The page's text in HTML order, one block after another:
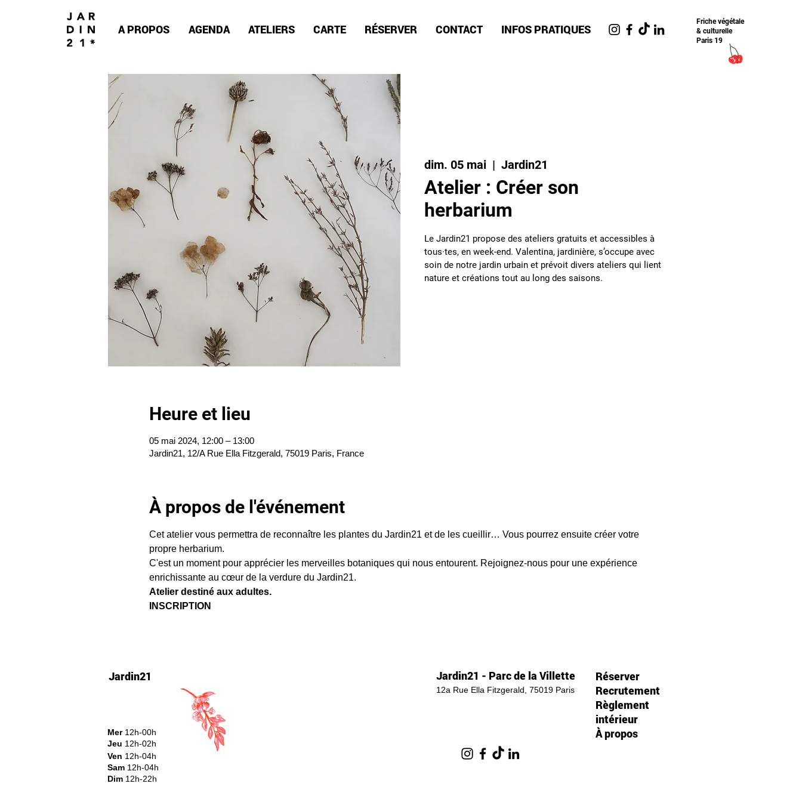
A PROPOS AGENDA ATELIERS CARTE RÉSERVER CONTACT INFOS PRATIQUES
Friche​ végétale
& culturelle
Paris 19
dim. 05 mai
  |
Jardin21
Atelier : Créer son
herbarium
Le Jardin21 propose des ateliers gratuits et accessibles à
tous·tes, en week-end. Valentina, jardinière, s’occupe avec
soin de notre jardin urbain et prévoit divers ateliers qui lient
nature et créations tout au long des saisons.
Heure et lieu
05 mai 2024, 12:00 – 13:00
Jardin21, 12/A Rue Ella Fitzgerald, 75019 Paris, France
À propos de l'événement
Cet atelier vous permettra de reconnaître les plantes du Jardin21 et de les cueillir… Vous pourrez ensuite créer votre
propre herbarium.
C'est un moment pour apprécier les merveilles botaniques qui nous entourent. Rejoignez-nous pour une expérience
enrichissante au cœur de la verdure du Jardin21.
Atelier destiné aux adultes.
INSCRIPTION
Jardin21
Mer12h-00h
Jeu 12h-02h
Ven 12h-04h
Sam 12h-04h
Dim 12h-22h​
Jardin21 - Parc de la Villette
12a Rue Ella Fitzgerald, 75019 Paris
Réserver
Recrutement
Règlement
intérieur
À propos